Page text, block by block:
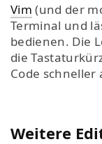
Vim (und der
Terminal und
bedienen. Die
die
Code schneller
Weitere